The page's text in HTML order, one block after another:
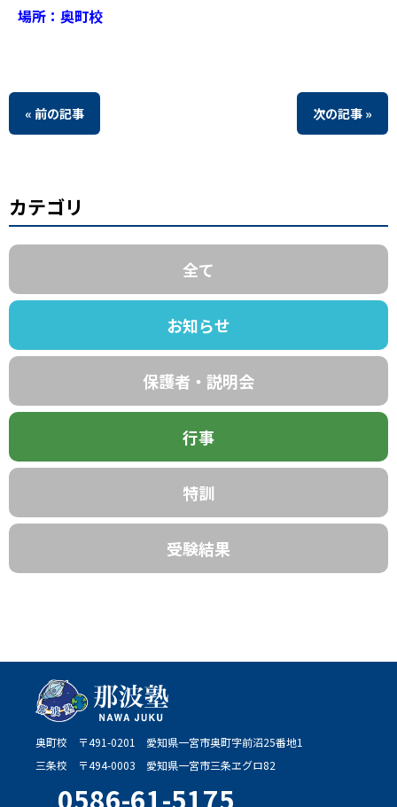
場所：奥町校
« 前の記事 次の記事 »
カテゴリ
全て
お知らせ
保護者・説明会
行事
特訓
受験結果
奥町校 〒491-0201 愛知県一宮市奥町字前沼25番地1
三条校
〒494-0003 愛知県一宮市三条ヱグロ82